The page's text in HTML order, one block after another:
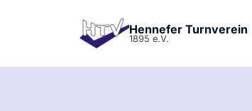
Hennefer Turnverein
1895 e.V.